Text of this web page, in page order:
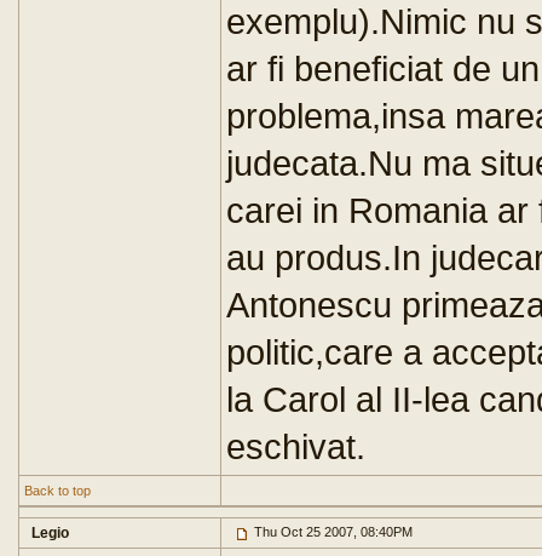
exemplu).Nimic nu
ar fi beneficiat de
problema,insa
judecata.Nu ma
carei in Romania
au produs.In
Antonescu
politic,care a
la Carol al II-lea
eschivat.
Back to top
Legio Thu Oct 25 2007, 08:40PM